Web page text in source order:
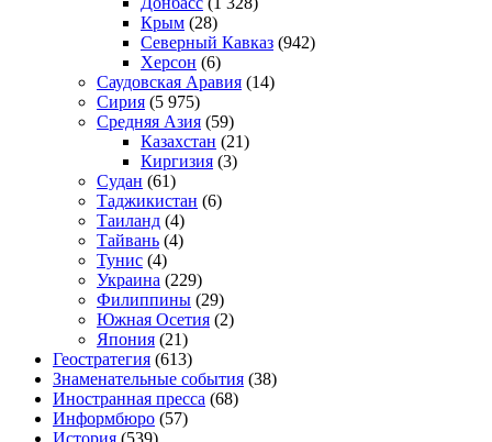
Крым (28)
Северный Кавказ (942)
Херсон (6)
Саудовская Аравия (14)
Сирия (5 975)
Средняя Азия (59)
Казахстан (21)
Киргизия (3)
Судан (61)
Таджикистан (6)
Таиланд (4)
Тайвань (4)
Тунис (4)
Украина (229)
Филиппины (29)
Южная Осетия (2)
Япония (21)
Геостратегия (613)
Знаменательные события (38)
Иностранная пресса (68)
Информбюро (57)